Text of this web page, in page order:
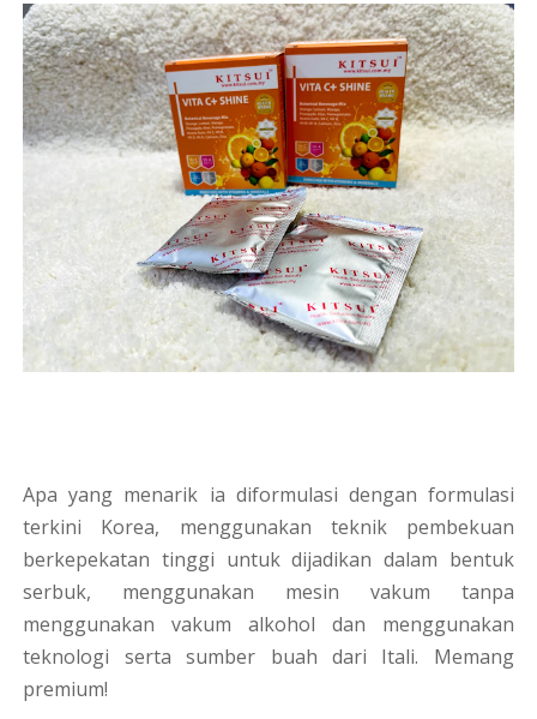
Apa yang menarik ia diformulasi dengan formulasi
terkini Korea, menggunakan teknik pembekuan
berkepekatan tinggi untuk dijadikan dalam bentuk
serbuk, menggunakan mesin vakum tanpa
menggunakan vakum alkohol dan menggunakan
teknologi serta sumber buah dari Itali. Memang
premium!